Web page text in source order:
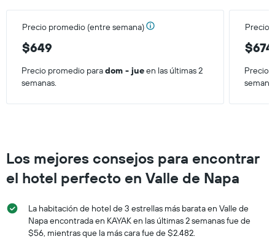
para
este
fin
de
semana,
calculado
a
de
Precio promedio (entre semana)
$649
Precio
$674
Precio promedio paradom - jueen las últimas 2
semanas.
Precio
Los mejores consejos para encontrar
el hotel perfecto en Valle de Napa
La habitación de hotel de 3 estrellas más barata en Valle de
Napa encontrada en KAYAK en las últimas 2 semanas fue de
$56, mientras que la más cara fue de $2.482.